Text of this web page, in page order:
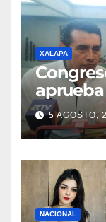
XALAPA
Sureste
5 AGOSTO,
NACIONAL